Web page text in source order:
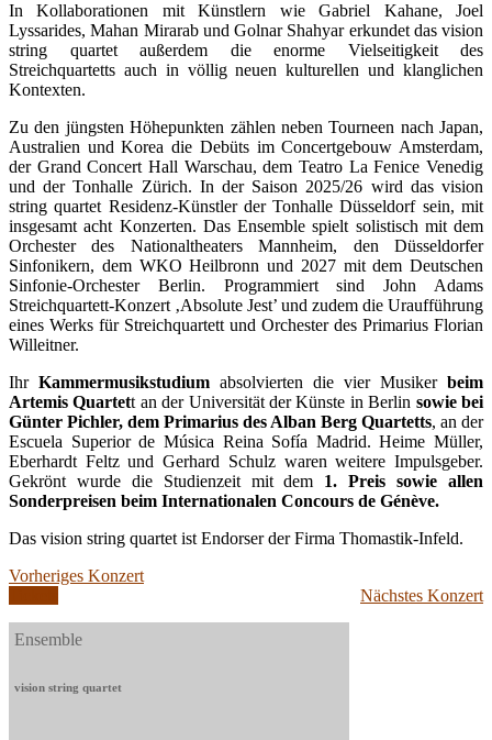
In Kollaborationen mit Künstlern wie Gabriel Kahane, Joel
Lyssarides, Mahan Mirarab und Golnar Shahyar erkundet das vision
string quartet außerdem die enorme Vielseitigkeit des
Streichquartetts auch in völlig neuen kulturellen und klanglichen
Kontexten.
Zu den jüngsten Höhepunkten zählen neben Tourneen nach Japan,
Australien und Korea die Debüts im Concertgebouw Amsterdam,
der Grand Concert Hall Warschau, dem Teatro La Fenice Venedig
und der Tonhalle Zürich. In der Saison 2025/26 wird das vision
string quartet Residenz-Künstler der Tonhalle Düsseldorf sein, mit
insgesamt acht Konzerten. Das Ensemble spielt solistisch mit dem
Orchester des Nationaltheaters Mannheim, den Düsseldorfer
Sinfonikern, dem WKO Heilbronn und 2027 mit dem Deutschen
Sinfonie-Orchester Berlin. Programmiert sind John Adams
Streichquartett-Konzert ‚Absolute Jest’ und zudem die Uraufführung
eines Werks für Streichquartett und Orchester des Primarius Florian
Willeitner.
Ihr Kammermusikstudium absolvierten die vier Musiker beim
Artemis Quartett an der Universität der Künste in Berlin sowie bei
Günter Pichler, dem Primarius des Alban Berg Quartetts, an der
Escuela Superior de Música Reina Sofía Madrid. Heime Müller,
Eberhardt Feltz und Gerhard Schulz waren weitere Impulsgeber.
Gekrönt wurde die Studienzeit mit dem 1. Preis sowie allen
Sonderpreisen beim Internationalen Concours de Génève.
Das vision string quartet ist Endorser der Firma Thomastik-Infeld.
Vorheriges Konzert
Nächstes Konzert
Ensemble
vision string quartet